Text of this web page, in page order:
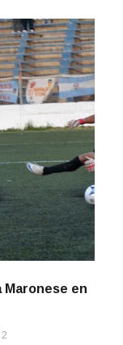
Maronese en